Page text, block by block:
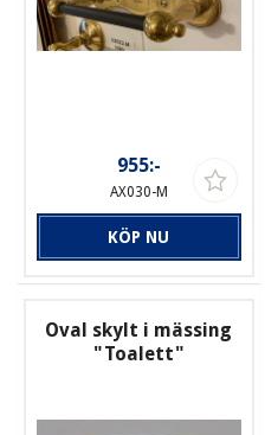
955:-
AX030-M
KÖP NU
Oval skylt i mässing
"Toalett"